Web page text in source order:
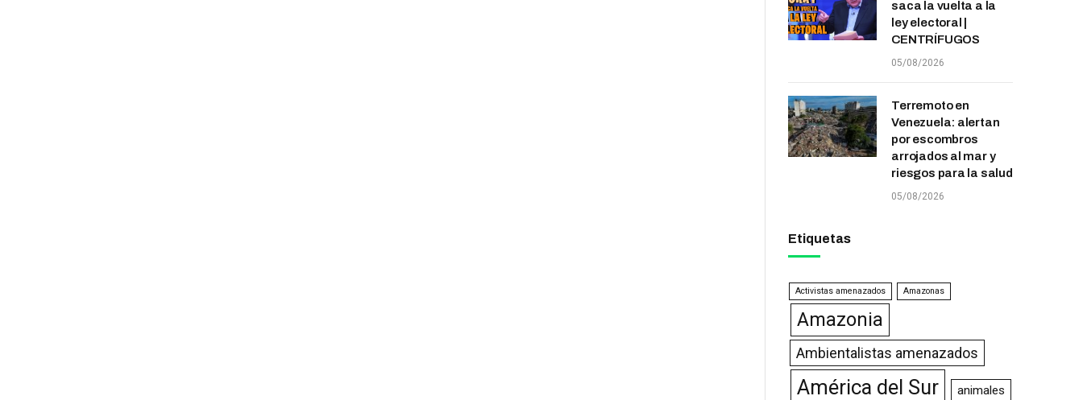
saca la vuelta a la
ley electoral |
CENTRÍFUGOS
05/08/2026
Terremoto en
Venezuela: alertan
por escombros
arrojados al mar y
riesgos para la salud
05/08/2026
Etiquetas
Activistas amenazados Amazonas
Amazonia
Ambientalistas amenazados
América del Sur animales